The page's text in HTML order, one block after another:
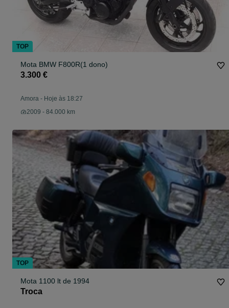
Mota BMW F800R(1 dono)
3.300 €
Amora - Hoje às 18:27
2009 - 84.000 km
Mota 1100 lt de 1994
Troca
TOP
TOP